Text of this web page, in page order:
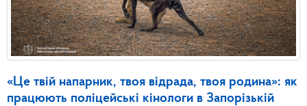
«Це твій напарник, твоя відрада, твоя родина»: як
працюють поліцейські кінологи в Запорізькій